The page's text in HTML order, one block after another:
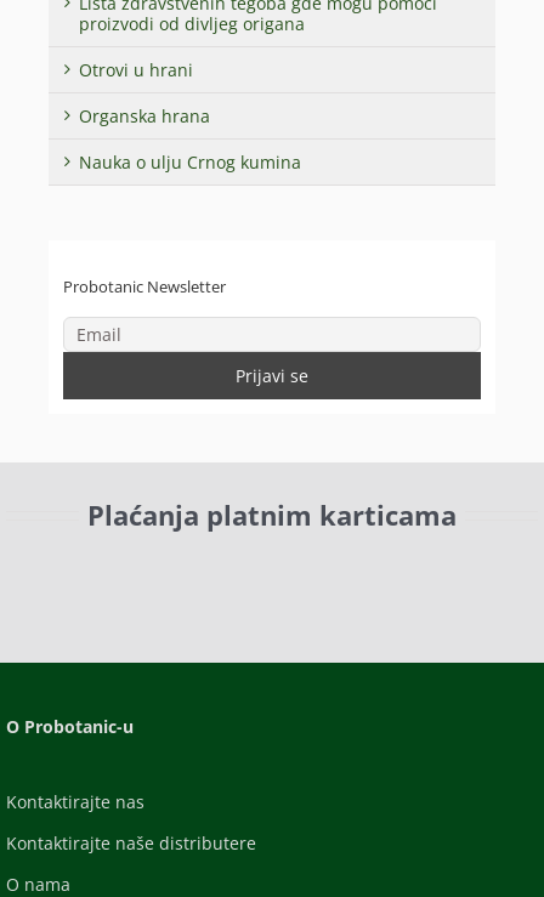
proizvodi od divljeg origana
Otrovi u hrani
Organska hrana
Nauka o ulju Crnog kumina
Probotanic Newsletter
Plaćanja platnim karticama
O Probotanic-u
Kontaktirajte nas
Kontaktirajte naše distributere
O nama